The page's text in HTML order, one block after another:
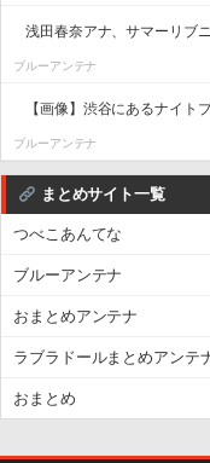
浅田春奈アナ、サマーリブ
ブルーアンテナ
【画像】渋谷にあるナイト
ブルーアンテナ
まとめサイト一覧
つべこあんてな
ブルーアンテナ
おまとめアンテナ
ラブラドールまとめアンテ
おまとめ